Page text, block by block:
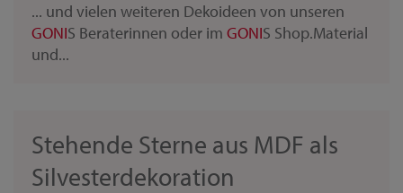
... und vielen weiteren Dekoideen von unseren
GONIS Beraterinnen oder im GONIS Shop.Material
und...
Stehende Sterne aus MDF als
Silvesterdekoration